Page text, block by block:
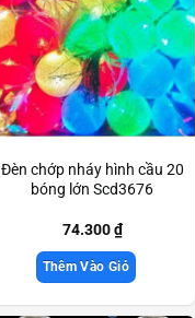
Đèn chớp nháy hình cầu 20
bóng lớn Scd3676
74.300₫
Thêm Vào Giỏ